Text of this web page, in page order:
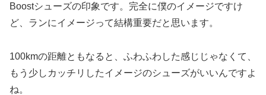
Boostシューズの印象です。完全に僕のイメージですけ
ど、ランにイメージって結構重要だと思います。
100kmの距離ともなると、ふわふわした感じじゃなくて、
もう少しカッチリしたイメージのシューズがいいんですよ
ね。